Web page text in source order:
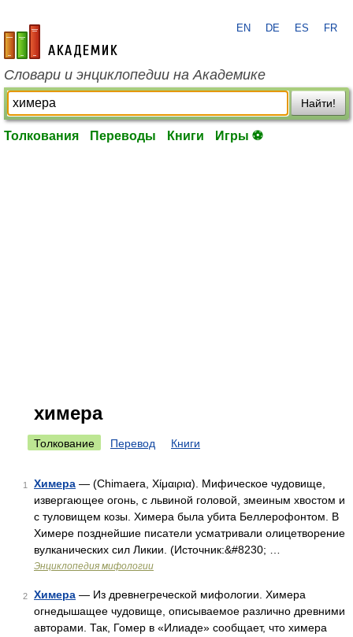
academic.ru
EN DE ES FR
Словари и энциклопедии на Академике
Найти!
Толкования Переводы Книги Игры ⚽
химера
Толкование Перевод Книги
1 Химера — (Chimaera, Χίμαιρια). Мифическое чудовище,
извергающее огонь, с львиной головой, змеиным хвостом и
с туловищем козы. Химера была убита Беллерофонтом. В
Химере позднейшие писатели усматривали олицетворение
вулканических сил Ликии. (Источник:&#8230; …
Энциклопедия мифологии
2 Химера — Из древнегреческой мифологии. Химера
огнедышащее чудовище, описываемое различно древними
авторами. Так, Гомер в «Илиаде» сообщает, что химера